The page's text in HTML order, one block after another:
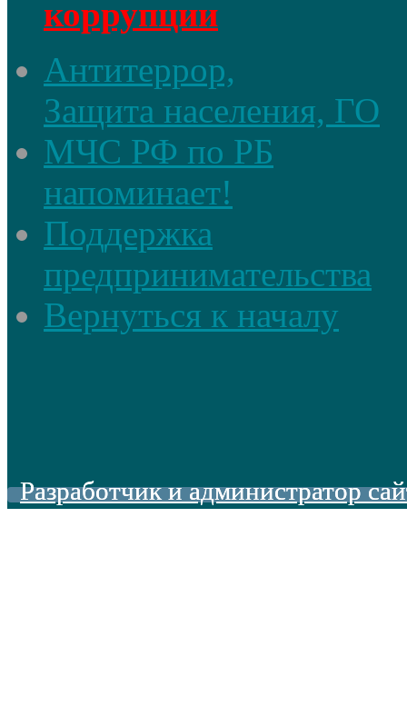
коррупции
Антитеррор,
Защита населения, ГО
МЧС РФ по РБ
напоминает!
Поддержка
предпринимательства
Вернуться к началу
Разработчик и администратор